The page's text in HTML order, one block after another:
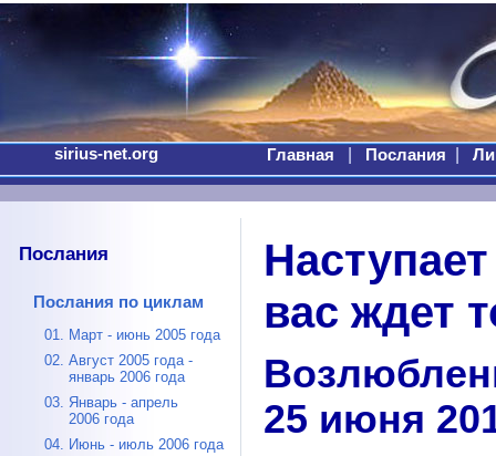
sirius-net.org Главная Послания
Послания
Послания по циклам
01. Март - июнь 2005 года
02. Август 2005 года -
январь 2006 года
03. Январь - апрель
2006 года
04. Июнь - июль 2006 года
вас ждет
25 июня